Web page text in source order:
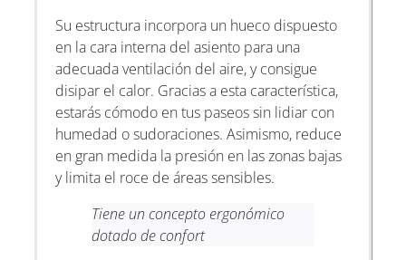
Su estructura incorpora un hueco dispuesto
en la cara interna del asiento para una
adecuada ventilación del aire, y consigue
disipar el calor. Gracias a esta característica,
estarás cómodo en tus paseos sin lidiar con
humedad o sudoraciones. Asimismo, reduce
en gran medida la presión en las zonas bajas
y limita el roce de áreas sensibles.
Tiene un concepto ergonómico
dotado de confort